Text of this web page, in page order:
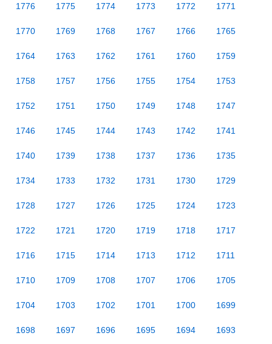
1776 1775 1774 1773 1772 1771
1770 1769 1768 1767 1766 1765
1764 1763 1762 1761 1760 1759
1758 1757 1756 1755 1754 1753
1752 1751 1750 1749 1748 1747
1746 1745 1744 1743 1742 1741
1740 1739 1738 1737 1736 1735
1734 1733 1732 1731 1730 1729
1728 1727 1726 1725 1724 1723
1722 1721 1720 1719 1718 1717
1716 1715 1714 1713 1712 1711
1710 1709 1708 1707 1706 1705
1704 1703 1702 1701 1700 1699
1698 1697 1696 1695 1694 1693